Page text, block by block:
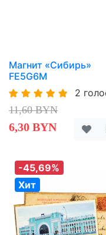
Магнит «Сибирь»
FE5G6M
2
11,60 BYN
6,30 BYN
-45,69%
Хит